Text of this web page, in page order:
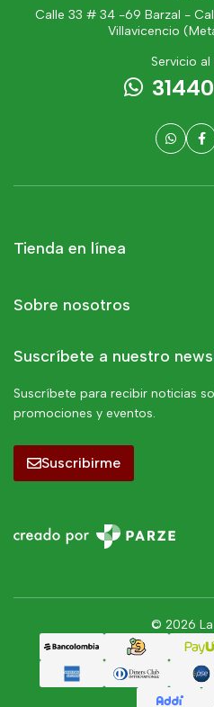
Calle 33 # 34 -69 Barzal -
Villavicencio
Servicio al
Tienda en línea
Sobre nosotros
Suscríbete a nuestro
Suscríbete para recibir noticias
promociones y eventos.
Suscribirme
© 2026